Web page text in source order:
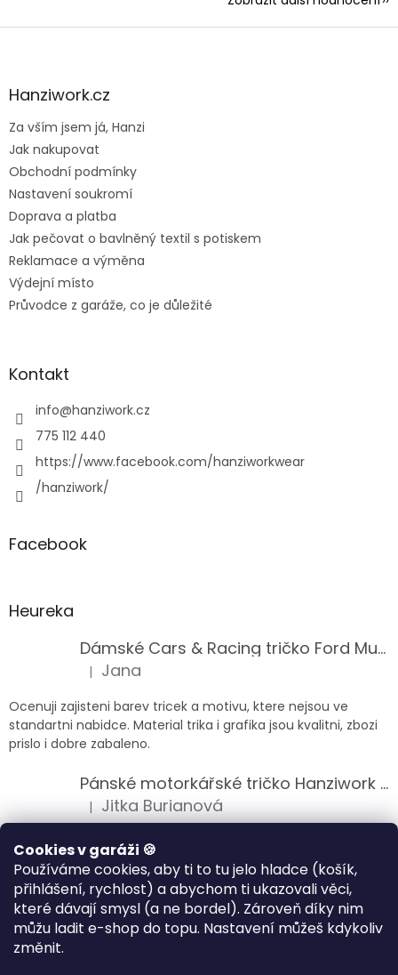
Cookies v garáži 🍪
Používáme cookies, aby ti to tu jelo hladce (košík,
přihlášení, rychlost) a abychom ti ukazovali věci,
které dávají smysl (a ne bordel). Zároveň díky nim
můžu ladit e-shop do topu. Nastavení můžeš kdykoliv
změnit.
Z
aHanziwork.cz
Za vším jsem já, Hanzi
Jak nakupovat
Obchodní podmínky
Nastavení soukromí
Doprava a platba
Jak pečovat o bavlněný textil s potiskem
Reklamace a výměna
Výdejní místo
Průvodce z garáže, co je důležité
Kontakt
info@hanziwork.cz
775 112 440
https://www.facebook.com/hanziworkwear
/hanziwork/
Facebook
Heureka
Dámské Cars & Racing tričko Ford Mustang 5. generace
Hodnocení produktu je 5 z 5 hvězdiček.
| Jana
Ocenuji zajisteni barev tricek a motivu, ktere nejsou ve
standartni nabidce. Material trika i grafika jsou kvalitni, zbozi
prislo i dobre zabaleno.
Pánské motorkářské tričko Hanziwork Custom Bobber
Hodnocení produktu je 5 z 5 hvězdiček.
| Jitka Burianová
Splnil očekávání na jedničku
Hodnocení produktu je 5 z 5 hvězdiček.
| Klára Musilová
Jsem velice spokojena, velmi kvalitni zbozi.